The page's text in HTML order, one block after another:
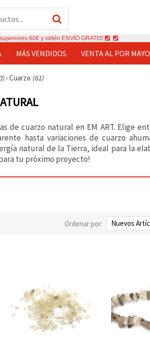
60€ y obtén ENVÍO GRATIS!
MÁS VENDIDOS VENTA AL POR
› Cuarzo (61)
de cuarzo natural en EM ART. Elige
hasta variaciones de cuarzo
natural de la Tierra, ideal para la
tu próximo proyecto!
Ordenar por: